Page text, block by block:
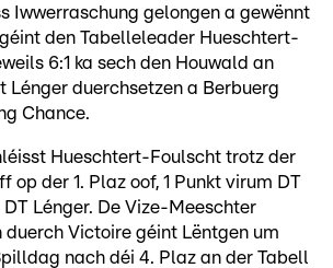
Iwwerraschung gelongen a gewënnt
den Tabelleleader Hueschtert-
6:1 ka sech den Houwald an
Lénger duerchsetzen a Berbuerg
Chance.
Hueschtert-Foulscht trotz der
op der 1. Plaz oof, 1 Punkt virum DT
Lénger. De Vize-Meeschter
duerch Victoire géint Lëntgen um
nach déi 4. Plaz an der Tabell